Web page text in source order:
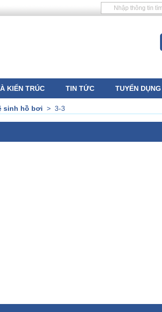
KIẾN TRÚC TIN TỨC TUYỂN DỤNG
sinh hồ bơi > 3-3